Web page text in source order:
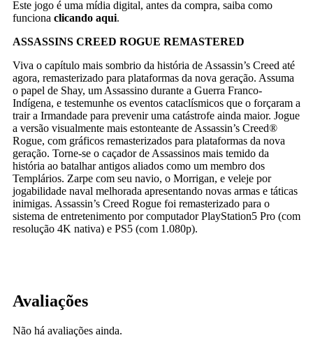
Este jogo é uma mídia digital, antes da compra, saiba como
funciona clicando aqui.
ASSASSINS CREED ROGUE REMASTERED
Viva o capítulo mais sombrio da história de Assassin’s Creed até
agora, remasterizado para plataformas da nova geração. Assuma
o papel de Shay, um Assassino durante a Guerra Franco-
Indígena, e testemunhe os eventos cataclísmicos que o forçaram a
trair a Irmandade para prevenir uma catástrofe ainda maior. Jogue
a versão visualmente mais estonteante de Assassin’s Creed®
Rogue, com gráficos remasterizados para plataformas da nova
geração. Torne-se o caçador de Assassinos mais temido da
história ao batalhar antigos aliados como um membro dos
Templários. Zarpe com seu navio, o Morrigan, e veleje por
jogabilidade naval melhorada apresentando novas armas e táticas
inimigas. Assassin’s Creed Rogue foi remasterizado para o
sistema de entretenimento por computador PlayStation5 Pro (com
resolução 4K nativa) e PS5 (com 1.080p).
Avaliações
Não há avaliações ainda.